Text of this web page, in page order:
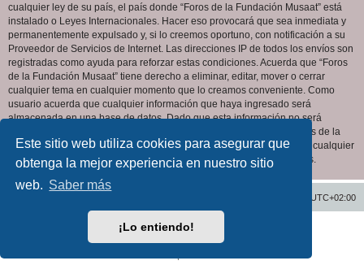
Este sitio web utiliza cookies para asegurar que
obtenga la mejor experiencia en nuestro sitio
web. Saber más
¡Lo entiendo!
cualquier ley de su país, el país donde “Foros de la Fundación Musaat” está
instalado o Leyes Internacionales. Hacer eso provocará que sea inmediata y
permanentemente expulsado y, si lo creemos oportuno, con notificación a su
Proveedor de Servicios de Internet. Las direcciones IP de todos los envíos son
registradas como ayuda para reforzar estas condiciones. Acuerda que “Foros
de la Fundación Musaat” tiene derecho a eliminar, editar, mover o cerrar
cualquier tema en cualquier momento que lo creamos conveniente. Como
usuario acuerda que cualquier información que haya ingresado será
almacenada en una base de datos. Dado que esta información no será
compartida con ninguna tercera parte sin su consentimiento, ni “Foros de la
Fundación Musaat” ni phpBB podrán considerarse responsables por cualquier
intento de hacking que conlleve a que los datos sean comprometidos.
UTC+02:00
Desarrollado porphpBB® Forum Software © phpBB Limited
phpBB España